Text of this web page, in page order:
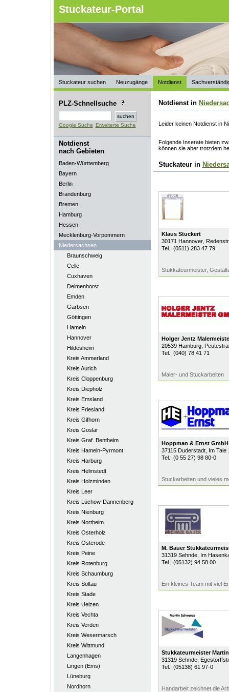
Stuckateur-Portal
Stuckateur suchen Neuzugänge Notdienst
PLZ-Schnellsuche
Google Suche Erweiterte Suche
Notdienst
nach Gebieten
Baden-Württemberg
Bayern
Berlin
Brandenburg
Bremen
Hamburg
Hessen
Mecklenburg-Vorpommern
Niedersachsen
Braunschweig
Celle
Cuxhaven
Delmenhorst
Emden
Garbsen
Göttingen
Hameln
Hannover
Hildesheim
Kreis Ammerland
Kreis Aurich
Kreis Cloppenburg
Kreis Diepholz
Kreis Emsland
Kreis Friesland
Kreis Gifhorn
Kreis Goslar
Kreis Graf. Bentheim
Kreis Hameln-Pyrmont
Kreis Harburg
Kreis Helmstedt
Kreis Holzminden
Kreis Leer
Kreis Lüchow-Dannenberg
Kreis Nienburg
Kreis Northeim
Kreis Osterholz
Kreis Osterode
Kreis Peine
Kreis Rotenburg
Kreis Schaumburg
Kreis Soltau
Kreis Stade
Kreis Uelzen
Kreis Vechta
Kreis Verden
Kreis Wesermarsch
Kreis Wittmund
Langenhagen
Lingen (Ems)
Lüneburg
Nordhorn
Notdienst in
Leider keinen Notdienst in
Folgende Inserate bieten
können sie aber trotzdem
Stuckateur in
Klaus Stuckert
30171 Hannover,
Tel.: (0511) 283 47 79
Stukkateurmeister,
Holger Jentz
20539 Hamburg,
Tel.: (040) 78 41 71
Maler- und Stuckarbeiten
Hoppman & Ernst GmbH
37115 Duderstadt, Im Tale
Tel.: (0 55 27) 98 80-0
Stuckarbeiten und vieles
M. Bauer
31319 Sehnde, Im
Tel.: (05132) 94 58 00
Ein kleines Team mit viel
Stukkateurmeister
31319 Sehnde,
Tel.: (05138) 61 97-0
Handarbeit zeichnet die